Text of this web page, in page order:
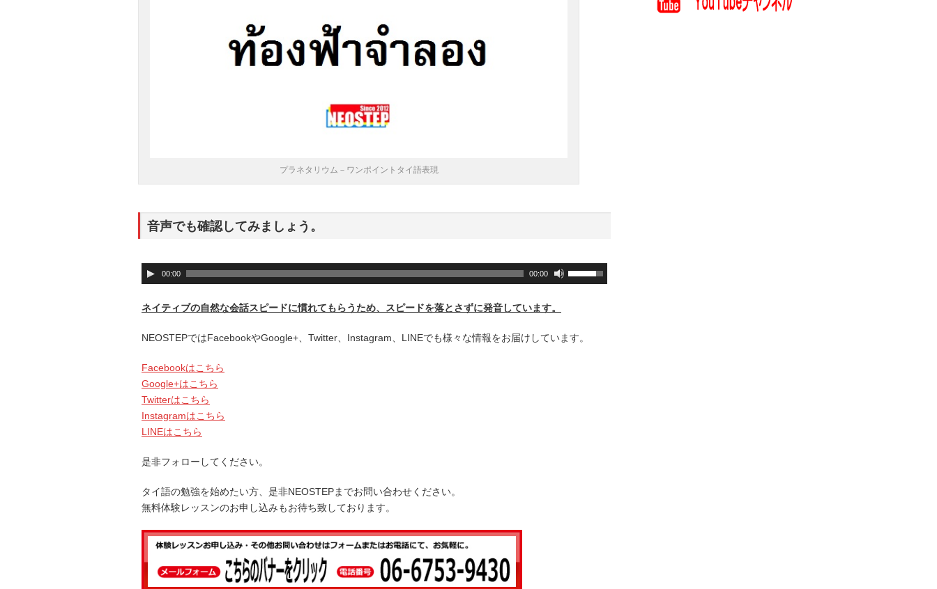
プラネタリウム－ワンポイントタイ語表現
音声でも確認してみましょう。
音
声
プ
ー
ー
00:00 00:00
ボ
リ
ム
ネイティブの自然な会話スピードに慣れてもらうため、スピードを落とさずに発音しています。
NEOSTEPではFacebookやGoogle+、Twitter、Instagram、LINEでも様々な情報をお届けしています。
Facebookはこちら
Google+はこちら
Twitterはこちら
Instagramはこちら
LINEはこちら
是非フォローしてください。
タイ語の勉強を始めたい方、是非NEOSTEPまでお問い合わせください。
無料体験レッスンのお申し込みもお待ち致しております。